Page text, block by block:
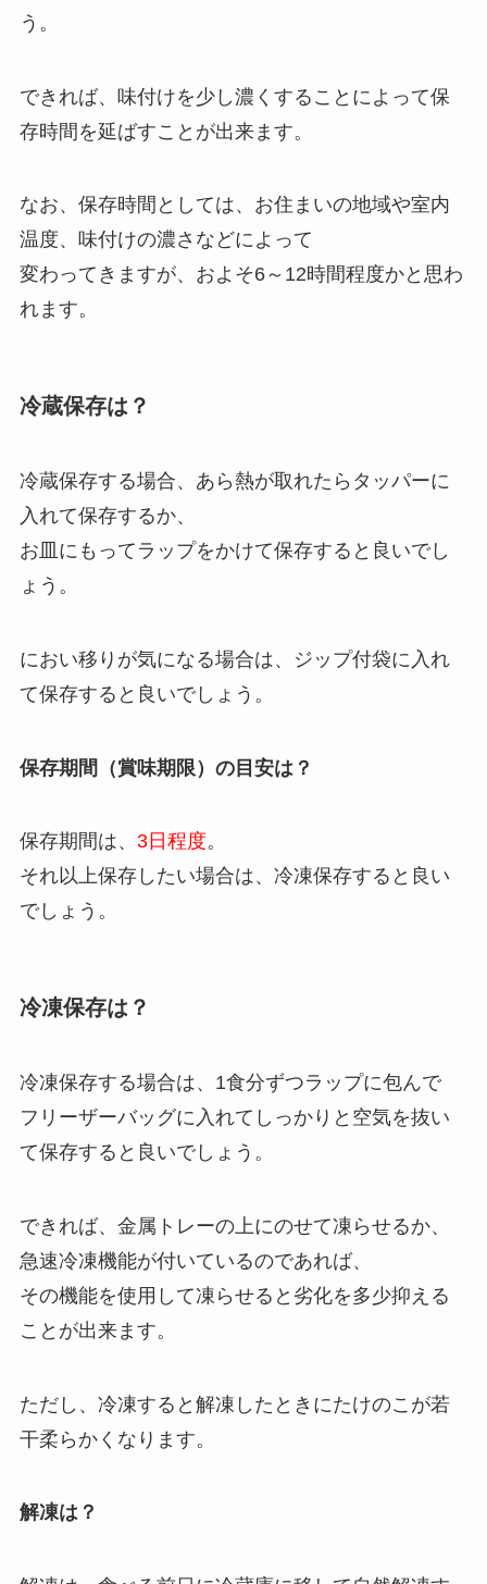
う。
できれば、味付けを少し濃くすることによって保
存時間を延ばすことが出来ます。
なお、保存時間としては、お住まいの地域や室内
温度、味付けの濃さなどによって
変わってきますが、およそ6～12時間程度かと思わ
れます。
冷蔵保存は？
冷蔵保存する場合、あら熱が取れたらタッパーに
入れて保存するか、
お皿にもってラップをかけて保存すると良いでし
ょう。
におい移りが気になる場合は、ジップ付袋に入れ
て保存すると良いでしょう。
保存期間（賞味期限）の目安は？
保存期間は、 3日程度。
それ以上保存したい場合は、冷凍保存すると良い
でしょう。
冷凍保存は？
冷凍保存する場合は、1食分ずつラップに包んで
フリーザーバッグに入れてしっかりと空気を抜い
て保存すると良いでしょう。
できれば、金属トレーの上にのせて凍らせるか、
急速冷凍機能が付いているのであれば、
その機能を使用して凍らせると劣化を多少抑える
ことが出来ます。
ただし、冷凍すると解凍したときにたけのこが若
干柔らかくなります。
解凍は？